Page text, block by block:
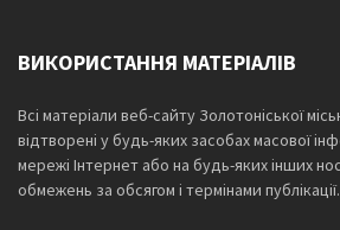
ВИКОРИСТАННЯ МАТЕРІАЛІВ
Всі матеріали веб-сайту Золотоніської
відтворені у будь-яких засобах масової
мережі Інтернет або на будь-яких інших
обмежень за обсягом і термінами публікації.